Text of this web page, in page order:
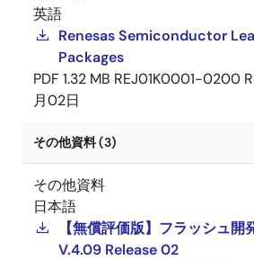
英語
Renesas Semiconductor
Packages
PDF 1.32 MB REJ01K0001-0200
月02日
その他資料 (3)
その他資料
日本語
【無償評価版】フラッシュ開
V.4.09 Release 02